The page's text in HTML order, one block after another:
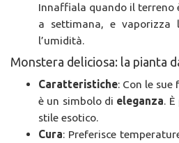
Innaffiala quando il terreno
a settimana, e vaporizza
l’umidità.
Monstera deliciosa: la pianta
Caratteristiche: Con le
è un simbolo di eleganza.
stile esotico.
Cura: Preferisce